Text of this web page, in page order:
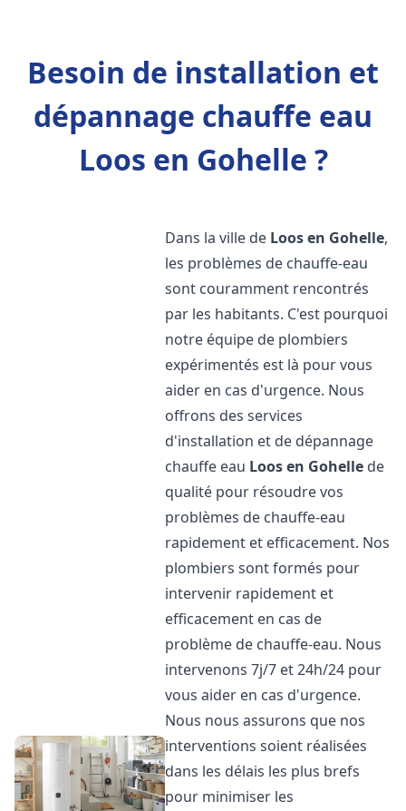
Besoin de installation et
dépannage chauffe eau
Loos en Gohelle ?
Dans la ville de Loos en Gohelle,
les problèmes de chauffe-eau
sont couramment rencontrés
par les habitants. C'est pourquoi
notre équipe de plombiers
expérimentés est là pour vous
aider en cas d'urgence. Nous
offrons des services
d'installation et de dépannage
chauffe eau Loos en Gohelle de
qualité pour résoudre vos
problèmes de chauffe-eau
rapidement et efficacement. Nos
plombiers sont formés pour
intervenir rapidement et
efficacement en cas de
problème de chauffe-eau. Nous
intervenons 7j/7 et 24h/24 pour
vous aider en cas d'urgence.
Nous nous assurons que nos
interventions soient réalisées
dans les délais les plus brefs
pour minimiser les